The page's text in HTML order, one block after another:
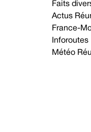
Faits
Actus
France-
Inforoutes
Météo